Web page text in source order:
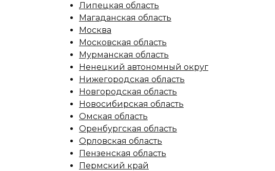
Липецкая область
Магаданская область
Москва
Московская область
Мурманская область
Ненецкий автономный округ
Нижегородская область
Новгородская область
Новосибирская область
Омская область
Оренбургская область
Орловская область
Пензенская область
Пермский край